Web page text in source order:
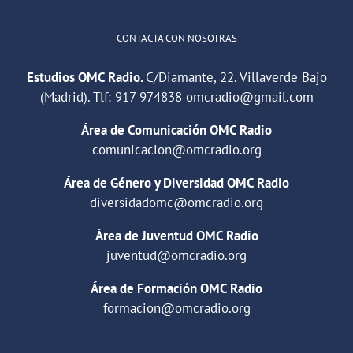
CONTACTA CON NOSOTRAS
Estudios OMC Radio.C/Diamante, 22. Villaverde Bajo
(Madrid). Tlf: 917 974838 omcradio@gmail.com
Área de Comunicación OMC Radio
comunicacion@omcradio.org
Área de Género y Diversidad OMC Radio
diversidadomc@omcradio.org
Área de Juventud OMC Radio
juventud@omcradio.org
Área de Formación OMC Radio
formacion@omcradio.org